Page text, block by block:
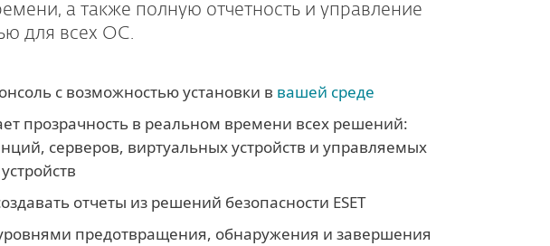
а также полную отчетность и управление
для всех ОС.
с возможностью установки в вашей среде
прозрачность в реальном времени всех решений:
серверов, виртуальных устройств и управляемых
отчеты из решений безопасности ESET
предотвращения, обнаружения и завершения